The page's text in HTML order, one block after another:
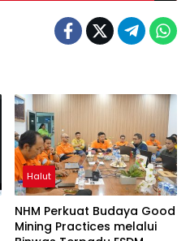
Halut
NHM Perkuat Budaya Good
Mining Practices melalui